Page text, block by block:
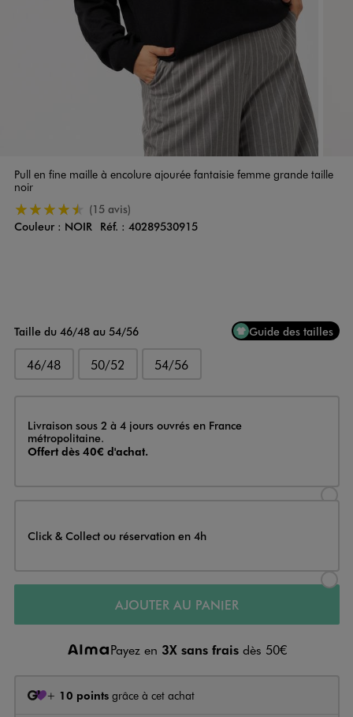
Pull en fine maille à encolure ajourée fantaisie femme grande taille
noir
4.5/5 de moyenne
(15 avis)
Couleur
Couleur : NOIR Réf. : 40289530915
Taille du 46/48 au 54/56 Guide des tailles
46/48 50/52 54/56
Livraison
Livraison sous 2 à 4 jours ouvrés en France
métropolitaine.
Offert dès 40€ d'achat.
Click & Collect ou réservation en 4h
AJOUTER AU PANIER
Payez en 3X sans frais dès 50€
+ 10 points grâce à cet achat